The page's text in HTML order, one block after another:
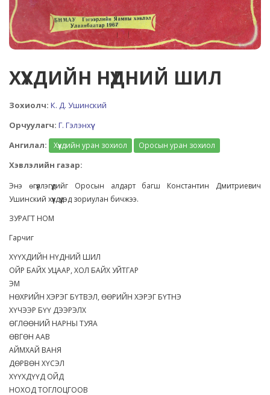
ХҮҮХДИЙН НҮДНИЙ ШИЛ
Зохиолч: К. Д. Ушинский
Орчуулагч: Г. Гэлэнхүү
Ангилал:
Хүүхдийн уран зохиол Оросын уран зохиол
Хэвлэлийн газар:
Энэ өгүүллэгүүдийг Оросын алдарт багш Константин Дмитриевич
Ушинский хүүхдүүдэд зориулан бичжээ.
ЗУРАГТ НОМ
Гарчиг
ХҮҮХДИЙН НҮДНИЙ ШИЛ
ОЙР БАЙХ УЦААР, ХОЛ БАЙХ УЙТГАР
ЭМ
НӨХРИЙН ХЭРЭГ БҮТВЭЛ, ӨӨРИЙН ХЭРЭГ БҮТНЭ
ХҮЧЭЭР БҮҮ ДЭЭРЭЛХ
ӨГЛӨӨНИЙ НАРНЫ ТУЯА
ӨВГӨН ААВ
АЙМХАЙ ВАНЯ
ДӨРВӨН ХҮСЭЛ
ХҮҮХДҮҮД ОЙД
НОХОД ТОГЛОЦГООВ